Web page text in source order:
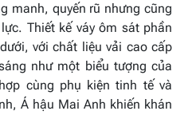
manh, quyến rũ nhưng cũng
Thiết kế váy ôm sát phần
với chất liệu vải cao cấp
như một biểu tượng của
cùng phụ kiện tinh tế và
Á hậu Mai Anh khiến khán